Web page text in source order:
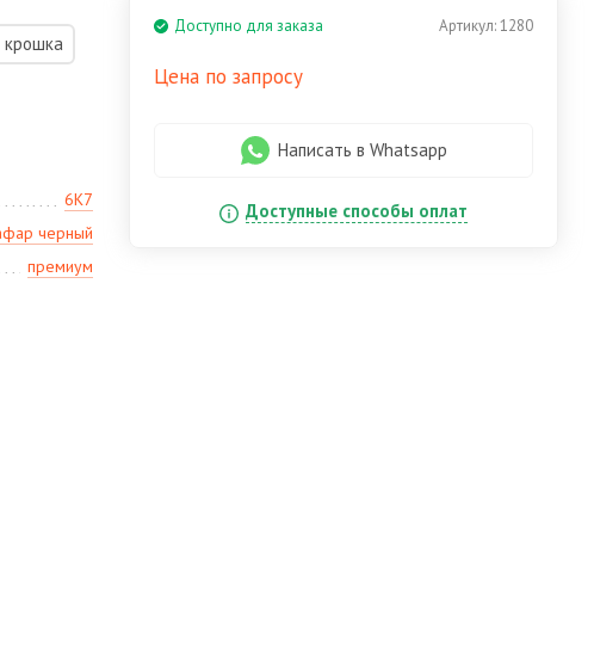
6К7
черный
премиум
Артикул:1280
Доступно для заказа
Цена по запросу
Написать в Whatsapp
Доступные способы оплат